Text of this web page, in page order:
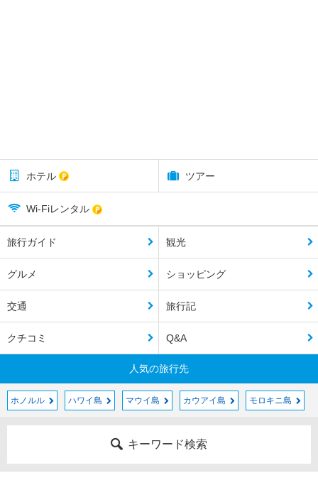
ホテル ツアー
Wi-Fiレンタル
旅行ガイド 観光
グルメ ショッピング
交通 旅行記
クチコミ Q&A
人気の旅行先
ホノルル ハワイ島 マウイ島 カウアイ島 モロキニ島
キーワード検索